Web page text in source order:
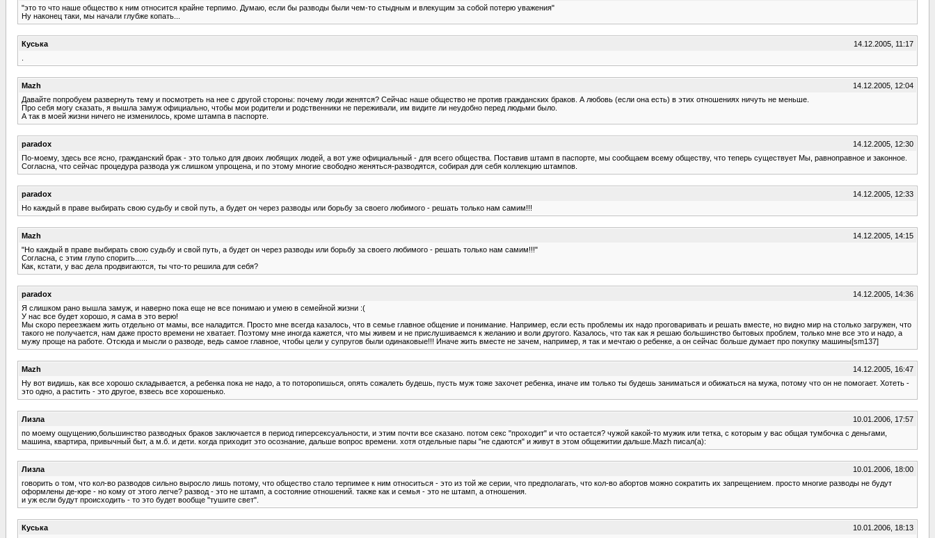
"это то что наше общество к ним относится крайне терпимо. Думаю, если бы разводы были чем-то стыдным и влекущим за собой потерю уважения"
Ну наконец таки, мы начали глубже копать...
Куська
14.12.2005, 11:17
Mazh
14.12.2005, 12:04
Давайте попробуем развернуть тему и посмотреть на нее с другой стороны: почему люди женятся? Сейчас наше общество не против гражданских браков. А любовь (если она есть) в этих отношениях ничуть не меньше.
Про себя могу сказать, я вышла замуж официально, чтобы мои родители и родственники не переживали, им видите ли неудобно перед людьми было.
А так в моей жизни ничего не изменилось, кроме штампа в паспорте.
paradox
14.12.2005, 12:30
По-моему, здесь все ясно, гражданский брак - это только для двоих любящих людей, а вот уже официальный - для всего общества. Поставив штамп в паспорте, мы сообщаем всему обществу, что теперь существует Мы, равноправное и законное.
Согласна, что сейчас процедура развода уж слишком упрощена, и по этому многие свободно женяться-разводятся, собирая для себя коллекцию штампов.
paradox
14.12.2005, 12:33
Но каждый в праве выбирать свою судьбу и свой путь, а будет он через разводы или борьбу за своего любимого - решать только нам самим!!!
Mazh
14.12.2005, 14:15
"Но каждый в праве выбирать свою судьбу и свой путь, а будет он через разводы или борьбу за своего любимого - решать только нам самим!!!"
Согласна, с этим глупо спорить......
Как, кстати, у вас дела продвигаются, ты что-то решила для себя?
paradox
14.12.2005, 14:36
Я слишком рано вышла замуж, и наверно пока еще не все понимаю и умею в семейной жизни :(
У нас все будет хорошо, я сама в это верю!
Мы скоро переезжаем жить отдельно от мамы, все наладится. Просто мне всегда казалось, что в семье главное общение и понимание. Например, если есть проблемы их надо проговаривать и решать вместе, но видно мир на столько загружен, что
такого не получается, нам даже просто времени не хватает. Поэтому мне иногда кажется, что мы живем и не прислушиваемся к желанию и воли другого. Казалось, что так как я решаю большинство бытовых проблем, только мне все это и надо, а
мужу проще на работе. Отсюда и мысли о разводе, ведь самое главное, чтобы цели у супругов были одинаковые!!! Иначе жить вместе не зачем, например, я так и мечтаю о ребенке, а он сейчас больше думает про покупку машины[sm137]
Mazh
14.12.2005, 16:47
Ну вот видишь, как все хорошо складывается, а ребенка пока не надо, а то поторопишься, опять сожалеть будешь, пусть муж тоже захочет ребенка, иначе им только ты будешь заниматься и обижаться на мужа, потому что он не помогает. Хотеть -
это одно, а растить - это другое, взвесь все хорошенько.
Лизла
10.01.2006, 17:57
по моему ощущению,большинство разводных браков заключается в период гиперсексуальности, и этим почти все сказано. потом секс "проходит" и что остается? чужой какой-то мужик или тетка, с которым у вас общая тумбочка с деньгами,
машина, квартира, привычный быт, а м.б. и дети. когда приходит это осознание, дальше вопрос времени. хотя отдельные пары "не сдаются" и живут в этом общежитии дальше.Mazh писал(а):
Лизла
10.01.2006, 18:00
говорить о том, что кол-во разводов сильно выросло лишь потому, что общество стало терпимее к ним относиться - это из той же серии, что предполагать, что кол-во абортов можно сократить их запрещением. просто многие разводы не будут
оформлены де-юре - но кому от этого легче? развод - это не штамп, а состояние отношений. также как и семья - это не штамп, а отношения.
и уж если будут происходить - то это будет вообще "тушите свет".
Куська
10.01.2006, 18:13